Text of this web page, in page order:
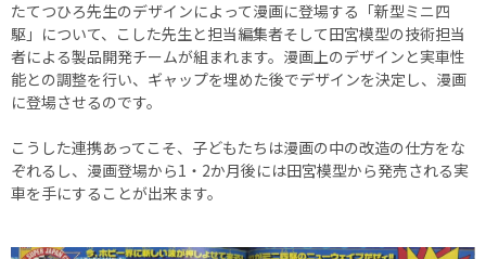
たてつひろ先生のデザインによって漫画に登場する「新型ミニ四
駆」について、こした先生と担当編集者そして田宮模型の技術担当
者による製品開発チームが組まれます。漫画上のデザインと実車性
能との調整を行い、ギャップを埋めた後でデザインを決定し、漫画
に登場させるのです。
こうした連携あってこそ、子どもたちは漫画の中の改造の仕方をな
ぞれるし、漫画登場から1・2か月後には田宮模型から発売される実
車を手にすることが出来ます。